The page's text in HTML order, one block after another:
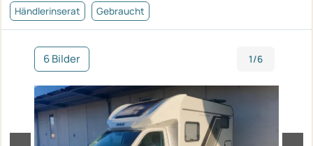
Händlerinserat Gebraucht
6 Bilder 1/6